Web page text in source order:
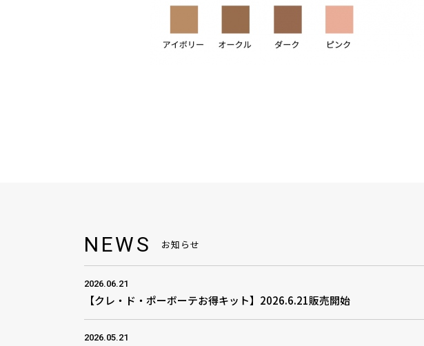
NEWS お知らせ
2026.06.21
【クレ・ド・ポーボーテお得キット】2026.6.21販売開始
2026.05.21